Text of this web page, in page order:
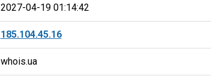
2027-04-19 01:14:42
185.104.45.16
whois.ua